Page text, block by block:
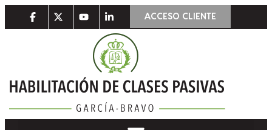
ACCESO CLIENTE